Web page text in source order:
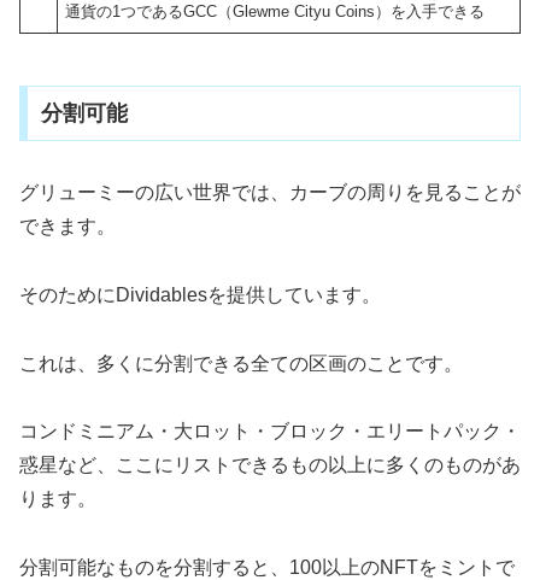
通貨の1つであるGCC（Glewme Cityu Coins）を入手できる
分割可能
グリューミーの広い世界では、カーブの周りを見ることが
できます。
そのためにDividablesを提供しています。
これは、多くに分割できる全ての区画のことです。
コンドミニアム・大ロット・ブロック・エリートパック・
惑星など、ここにリストできるもの以上に多くのものがあ
ります。
分割可能なものを分割すると、100以上のNFTをミントで